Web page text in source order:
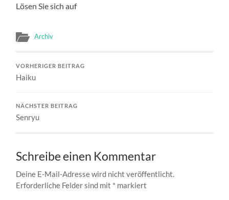
Lösen Sie sich auf
Archiv
VORHERIGER BEITRAG
Haiku
NÄCHSTER BEITRAG
Senryu
Schreibe einen Kommentar
Deine E-Mail-Adresse wird nicht veröffentlicht.
Erforderliche Felder sind mit * markiert